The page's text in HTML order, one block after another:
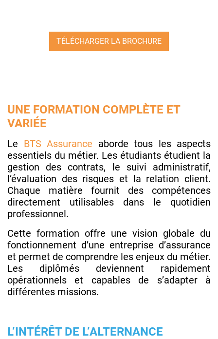
TÉLÉCHARGER LA BROCHURE
UNE FORMATION COMPLÈTE ET
VARIÉE
Le BTS Assurance aborde tous les aspects
essentiels du métier. Les étudiants étudient la
gestion des contrats, le suivi administratif,
l’évaluation des risques et la relation client.
Chaque matière fournit des compétences
directement utilisables dans le quotidien
professionnel.
Cette formation offre une vision globale du
fonctionnement d’une entreprise d’assurance
et permet de comprendre les enjeux du métier.
Les diplômés deviennent rapidement
opérationnels et capables de s’adapter à
différentes missions.
L’INTÉRÊT DE L’ALTERNANCE